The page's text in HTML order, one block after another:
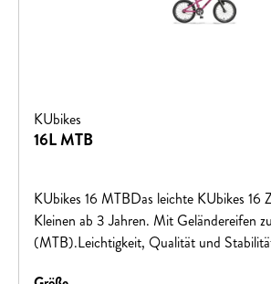
KUbikes
16L MTB
KUbikes 16 MTBDas leichte KUbikes 16
Kleinen ab 3 Jahren. Mit Geländereifen
(MTB).Leichtigkeit, Qualität und